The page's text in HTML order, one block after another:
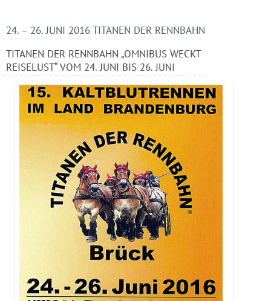
24. – 26. JUNI 2016 TITANEN DER RENNBAHN
TITANEN DER RENNBAHN „OMNIBUS WECKT
REISELUST“ VOM 24. JUNI BIS 26. JUNI